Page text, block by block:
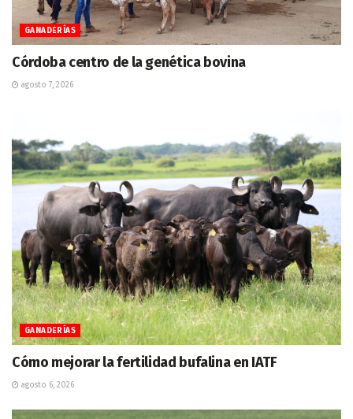
GANADERÍAS
Córdoba centro de la genética bovina
agosto 7, 2026
GANADERÍAS
Cómo mejorar la fertilidad bufalina en IATF
agosto 6, 2026